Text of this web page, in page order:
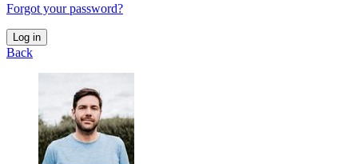
Forgot your password?
Log in
Back